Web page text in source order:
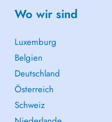
Wo wir sind
Luxemburg
Belgien
Deutschland
Österreich
Schweiz